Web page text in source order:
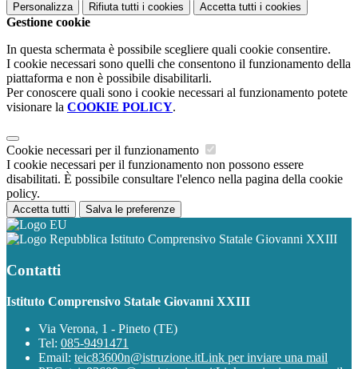
Personalizza Rifiuta tutti i cookies Accetta tutti i cookies
Gestione cookie
In questa schermata è possibile scegliere quali cookie consentire.
I cookie necessari sono quelli che consentono il funzionamento della
piattaforma e non è possibile disabilitarli.
Per conoscere quali sono i cookie necessari al funzionamento potete
visionare la COOKIE POLICY.
Cookie necessari per il funzionamento
I cookie necessari per il funzionamento non possono essere
disabilitati. È possibile consultare l'elenco nella pagina della cookie
policy.
Accetta tutti Salva le preferenze
Istituto Comprensivo Statale Giovanni XXIII
Contatti
Istituto Comprensivo Statale Giovanni XXIII
Via Verona, 1 - Pineto (TE)
Tel: 085-9491471
Email: teic83600n@istruzione.itLink per inviare una mail